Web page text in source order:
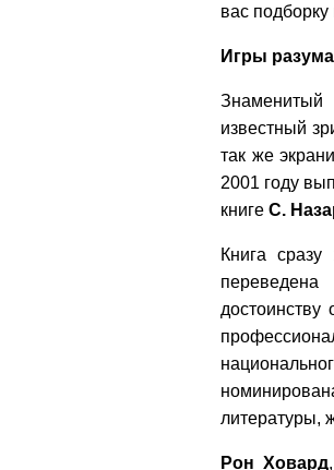
вас
Игры разума
Знаменитый
известный
так же
2001 году
книге С.
Книга
достоинству
литературы,
Рон Ховард